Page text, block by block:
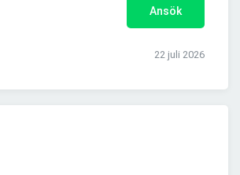
Ansök
22 juli 2026